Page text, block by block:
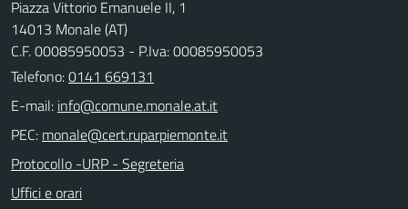
Piazza Vittorio Emanuele II, 1
14013 Monale (AT)
C.F. 00085950053 - P.Iva: 00085950053
Telefono:0141 669131
E-mail:
PEC:
Protocollo -URP - Segreteria
Uffici e orari